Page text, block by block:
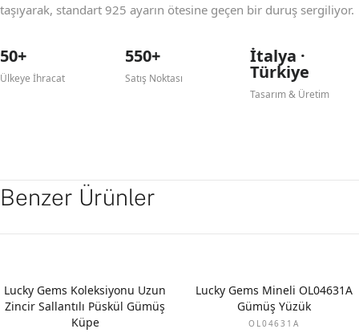
taşıyarak, standart 925 ayarın ötesine geçen bir duruş sergiliyor.
50+
Ülkeye İhracat
550+
Satış Noktası
İtalya ·
Türkiye
Tasarım & Üretim
Benzer Ürünler
Lucky Gems Koleksiyonu Uzun
Zincir Sallantılı Püskül Gümüş
Küpe
Lucky Gems Mineli OL04631A
Gümüş Yüzük
OL04631A